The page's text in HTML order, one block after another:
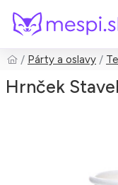
Hľadať
Párty a oslavy
Hrnček